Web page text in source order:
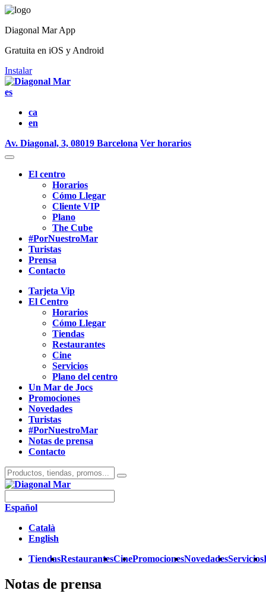
Diagonal Mar App
Gratuita en iOS y Android
Instalar
es
ca
en
Av. Diagonal, 3, 08019 Barcelona Ver horarios
El centro
Horarios
Cómo Llegar
Cliente VIP
Plano
The Cube
#PorNuestroMar
Turistas
Prensa
Contacto
Tarjeta Vip
El Centro
Horarios
Cómo Llegar
Tiendas
Restaurantes
Cine
Servicios
Plano del centro
Un Mar de Jocs
Promociones
Novedades
Turistas
#PorNuestroMar
Notas de prensa
Contacto
Español
Català
English
TiendasRestaurantesCinePromocionesNovedadesServicios
Notas de prensa